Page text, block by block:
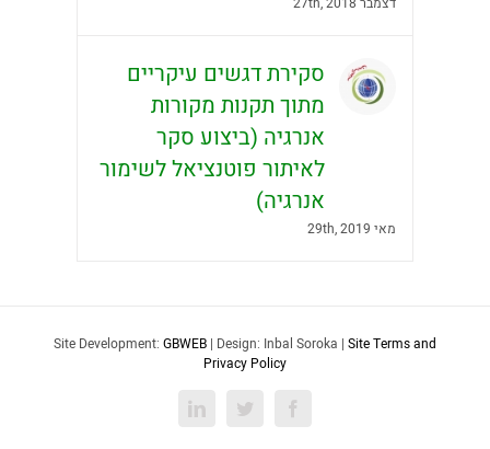
סקירת דגשים עיקריים
מתוך תקנות מקורות
אנרגיה (ביצוע סקר
לאיתור פוטנציאל לשימור
אנרגיה)
מאי 29th, 2019
Site Development: GBWEB | Design: Inbal Soroka | Site Terms and
Privacy Policy
Facebook
Twitter
LinkedIn